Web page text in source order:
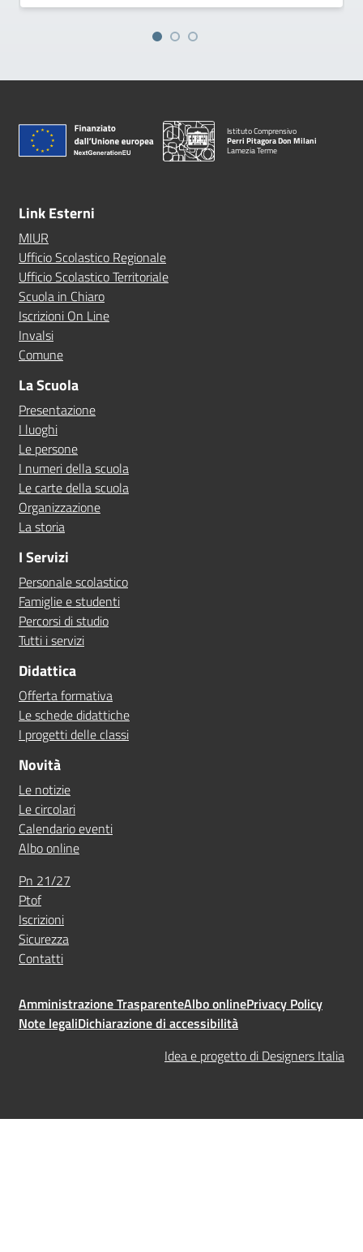
Istituto Comprensivo
Perri Pitagora Don Milani
Lamezia Terme
Link Esterni
MIUR
Ufficio Scolastico Regionale
Ufficio Scolastico Territoriale
Scuola in Chiaro
Iscrizioni On Line
Invalsi
Comune
La Scuola
Presentazione
I luoghi
Le persone
I numeri della scuola
Le carte della scuola
Organizzazione
La storia
I Servizi
Personale scolastico
Famiglie e studenti
Percorsi di studio
Tutti i servizi
Didattica
Offerta formativa
Le schede didattiche
I progetti delle classi
Novità
Le notizie
Le circolari
Calendario eventi
Albo online
Pn 21/27
Ptof
Iscrizioni
Sicurezza
Contatti
Amministrazione TrasparenteAlbo onlinePrivacy Policy
Note legaliDichiarazione di accessibilità
Idea e progetto di Designers Italia